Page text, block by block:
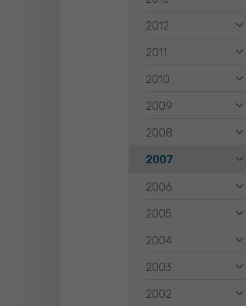
2012
2011
2010
2009
2008
2007
2006
2005
2004
2003
2002